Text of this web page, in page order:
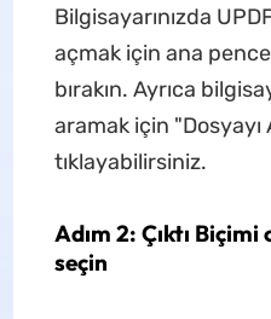
Bilgisayarınızda
açmak için ana
bırakın. Ayrıca
aramak için
tıklayabilirsiniz.
Adım 2: Çıktı
seçin